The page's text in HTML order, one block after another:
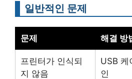
일반적인 문제
문제 해결 방
프린터가 인식되
지 않음
USB 케
인